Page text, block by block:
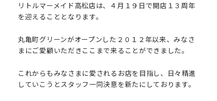
リトルマーメイド高松店は、４月１９日で開店１３周年
を迎えることとなります。
丸亀町グリーンがオープンした２０１２年以来、みなさ
まにご愛顧いただきここまで来ることができました。
これからもみなさまに愛されるお店を目指し、日々精進
していこうとスタッフ一同決意を新たにしております。